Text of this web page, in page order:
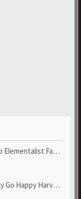
- Grab POE Curren...
with Looney Tun...